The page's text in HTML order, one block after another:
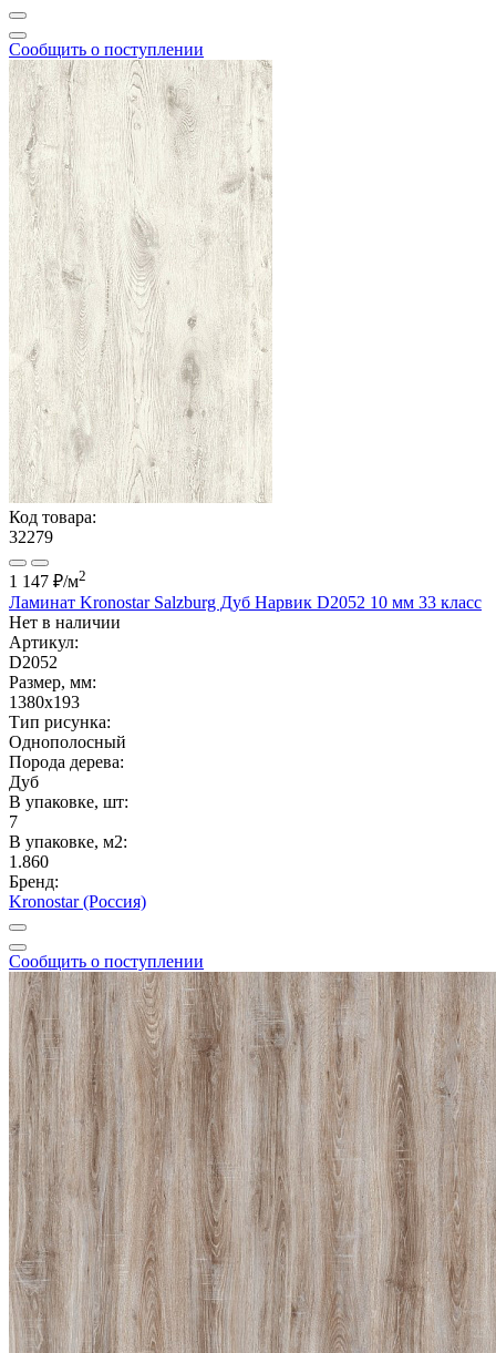
Сообщить о поступлении
Код товара:
32279
1 147 ₽/м2
Ламинат Kronostar Salzburg Дуб Нарвик D2052 10 мм 33 класс
Нет в наличии
Артикул:
D2052
Размер, мм:
1380x193
Тип рисунка:
Однополосный
Порода дерева:
Дуб
В упаковке, шт:
7
В упаковке, м2:
1.860
Бренд:
Kronostar (Россия)
Сообщить о поступлении